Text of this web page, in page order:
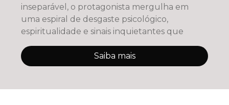
inseparável, o protagonista mergulha em
uma espiral de desgaste psicológico,
espiritualidade e sinais inquietantes que
Saiba mais